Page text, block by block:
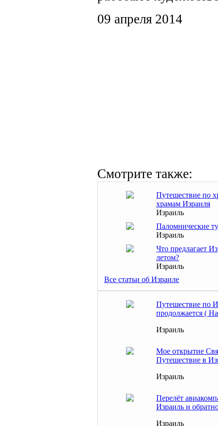
09 апреля 2014
Смотрите также:
Путешествие по
храмам Израиля
Израиль
Паломнические
Израиль
Что предлагает
летом?
Израиль
Все статьи об Израиле
Путешествие по
продолжается (
Израиль
Мое открытие
Путешествие в
Израиль
Перелёт
Израиль и
Израиль